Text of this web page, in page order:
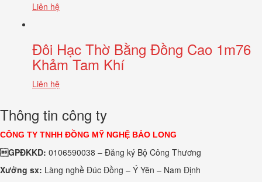
Liên hệ
Đôi Hạc Thờ Bằng Đồng Cao 1m76
Khảm Tam Khí
Liên hệ
Thông tin công ty
CÔNG TY TNHH ĐỒNG MỸ NGHỆ BẢO LONG
GPĐKKD: 0106590038 – Đăng ký Bộ Công Thương
Xưởng sx: Làng nghề Đúc Đồng – Ý Yên – Nam Định